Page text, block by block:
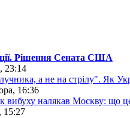
Рішення Сената США
23:14
а не на стрілу". Як
16:36
вибуху налякав Москву: що